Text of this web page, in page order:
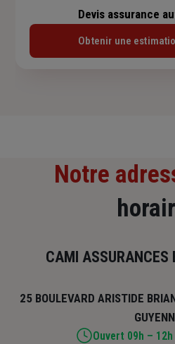
Devis assurance
Obtenir une
Notre
CAMI ASSURANCES
25 BOULEVARD ARISTIDE